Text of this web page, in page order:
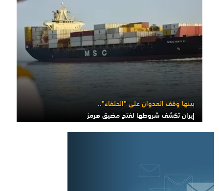
بينها وقف العدوان على "الحلفاء"..
إيران تكشف شروطها لفتح مضيق هرمز